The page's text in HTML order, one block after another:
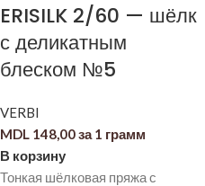
ERISILK 2/60 — шёлк
с деликатным
блеском №5
VERBI
MDL 148,00за 1 грамм
В корзину
Тонкая шёлковая пряжа с